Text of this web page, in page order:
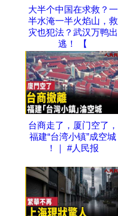
大半个中国在求救？一
半水淹一半火焰山，救
灾也犯法？武汉万鸭出
逃！ 【
台商走了，厦门空了，
福建“台湾小镇”成空城
！｜ #人民报